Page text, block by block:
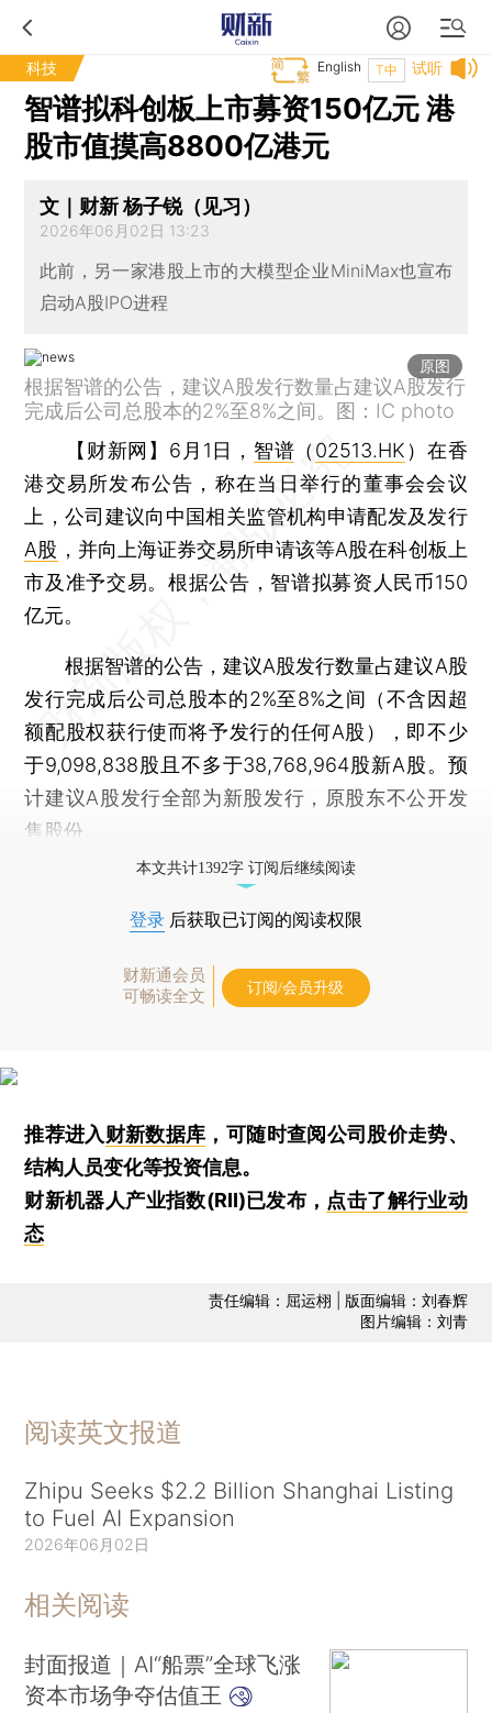
科技 试听
T中
English
智谱拟科创板上市募资150亿元 港
股市值摸高8800亿港元
文｜财新 杨子锐（见习）
2026年06月02日 13:23
此前，另一家港股上市的大模型企业MiniMax也宣布
启动A股IPO进程
原图
根据智谱的公告，建议A股发行数量占建议A股发行
完成后公司总股本的2%至8%之间。图：IC photo
【财新网】 6月1日， 智谱 （ 02513.HK ）在香
港交易所发布公告，称在当日举行的董事会会议
上，公司建议向中国相关监管机构申请配发及发行
A股 ，并向上海证券交易所申请该等A股在科创板上
市及准予交易。根据公告，智谱拟募资人民币150
亿元。
根据智谱的公告，建议A股发行数量占建议A股
发行完成后公司总股本的2%至8%之间（不含因超
额配股权获行使而将予发行的任何A股），即不少
于9,098,838股且不多于38,768,964股新A股。预
计建议A股发行全部为新股发行，原股东不公开发
售股份。
本文共计1392字 订阅后继续阅读
登录 后获取已订阅的阅读权限
财新通会员
可畅读全文
订阅/会员升级
推荐进入财新数据库 ，可随时查阅公司股价走势、
结构人员变化等投资信息。
财新机器人产业指数(RII)已发布， 点击了解行业动
态
责任编辑：屈运栩 | 版面编辑：刘春辉
图片编辑：刘青
阅读英文报道
Zhipu Seeks $2.2 Billion Shanghai Listing
to Fuel AI Expansion
2026年06月02日
相关阅读
封面报道｜AI“船票”全球飞涨
资本市场争夺估值王